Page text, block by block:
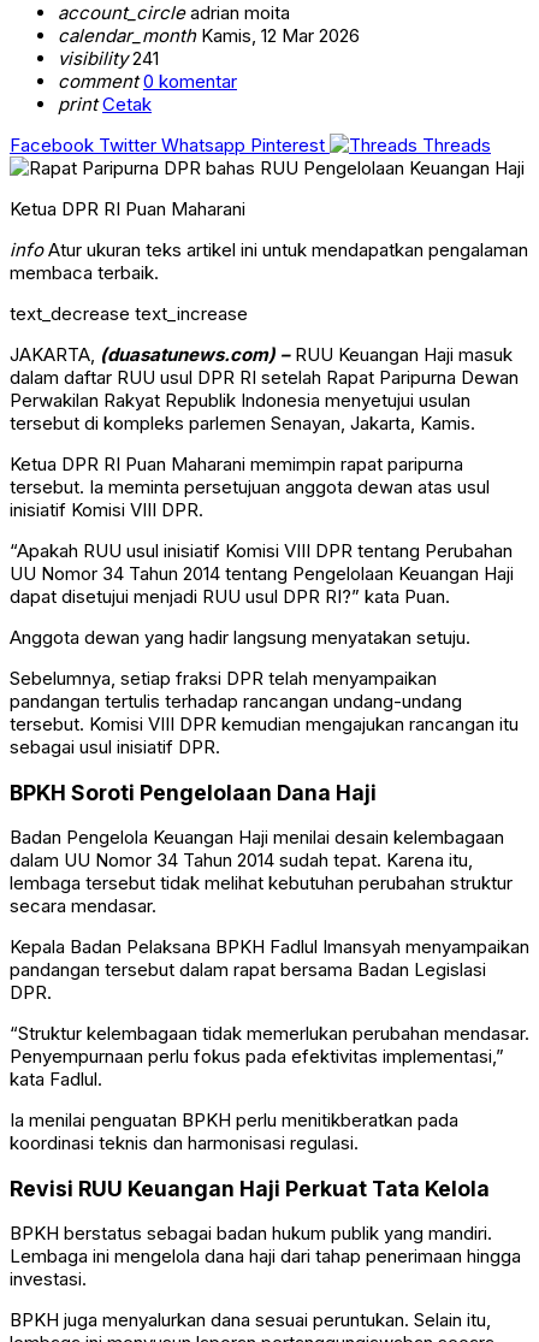
account_circleadrian moita
calendar_monthKamis, 12 Mar 2026
visibility241
comment 0 komentar
print Cetak
Facebook Twitter Whatsapp Pinterest Threads
Ketua DPR RI Puan Maharani
infoAtur ukuran teks artikel ini untuk mendapatkan pengalaman
membaca terbaik.
text_decrease text_increase
JAKARTA, (duasatunews.com) – RUU Keuangan Haji masuk
dalam daftar RUU usul DPR RI setelah Rapat Paripurna Dewan
Perwakilan Rakyat Republik Indonesia menyetujui usulan
tersebut di kompleks parlemen Senayan, Jakarta, Kamis.
Ketua DPR RI Puan Maharani memimpin rapat paripurna
tersebut. Ia meminta persetujuan anggota dewan atas usul
inisiatif Komisi VIII DPR.
“Apakah RUU usul inisiatif Komisi VIII DPR tentang Perubahan
UU Nomor 34 Tahun 2014 tentang Pengelolaan Keuangan Haji
dapat disetujui menjadi RUU usul DPR RI?” kata Puan.
Anggota dewan yang hadir langsung menyatakan setuju.
Sebelumnya, setiap fraksi DPR telah menyampaikan
pandangan tertulis terhadap rancangan undang-undang
tersebut. Komisi VIII DPR kemudian mengajukan rancangan itu
sebagai usul inisiatif DPR.
BPKH Soroti Pengelolaan Dana Haji
Badan Pengelola Keuangan Haji menilai desain kelembagaan
dalam UU Nomor 34 Tahun 2014 sudah tepat. Karena itu,
lembaga tersebut tidak melihat kebutuhan perubahan struktur
secara mendasar.
Kepala Badan Pelaksana BPKH Fadlul Imansyah menyampaikan
pandangan tersebut dalam rapat bersama Badan Legislasi
DPR.
“Struktur kelembagaan tidak memerlukan perubahan mendasar.
Penyempurnaan perlu fokus pada efektivitas implementasi,”
kata Fadlul.
Ia menilai penguatan BPKH perlu menitikberatkan pada
koordinasi teknis dan harmonisasi regulasi.
Revisi RUU Keuangan Haji Perkuat Tata Kelola
BPKH berstatus sebagai badan hukum publik yang mandiri.
Lembaga ini mengelola dana haji dari tahap penerimaan hingga
investasi.
BPKH juga menyalurkan dana sesuai peruntukan. Selain itu,